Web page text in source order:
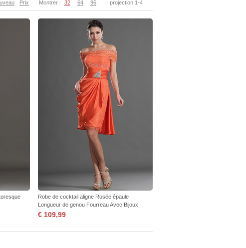
Prix Montrer : 32 64 96 projection 1-4
Robe de cocktail aligne Rosée épaule
Longueur de genou Fourreau Avec Bijoux
€ 109,99